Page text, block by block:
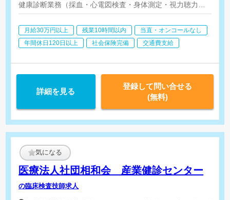
健康診断業務（採血・心電図検査・身体測定・視力聴力検査・
月給30万円以上 残業10時間以内
当直・オンコールなし
年間休日120日以上
社会保険完備 交通費支給
詳細を見る
登録して問い合せる
(無料)
気になる
医療法人社団相和会 産業健診センター
の臨床検査技師求人